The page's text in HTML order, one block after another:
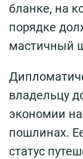
бланке, на
порядке
мастичный
владельцу
экономии
пошлинах.
статус